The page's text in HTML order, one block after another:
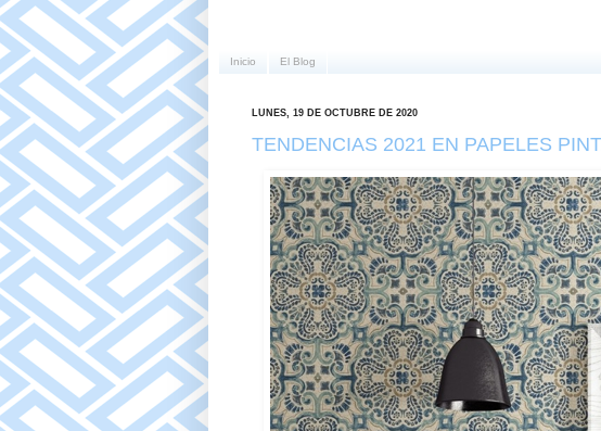
Inicio El Blog
LUNES, 19 DE OCTUBRE DE 2020
TENDENCIAS 2021 EN PAPELES